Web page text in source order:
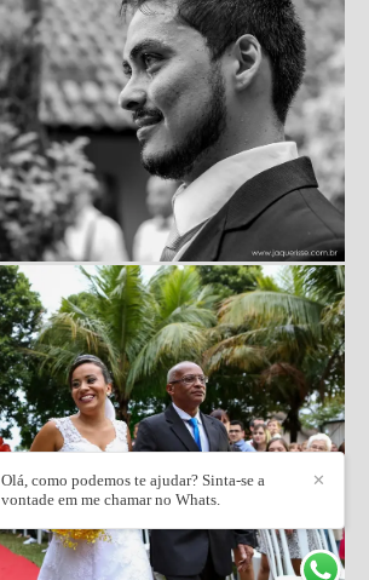
✕
Olá, como podemos te ajudar? Sinta-se a
vontade em me chamar no Whats.